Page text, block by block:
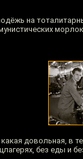
на
довольная, в
без еды и